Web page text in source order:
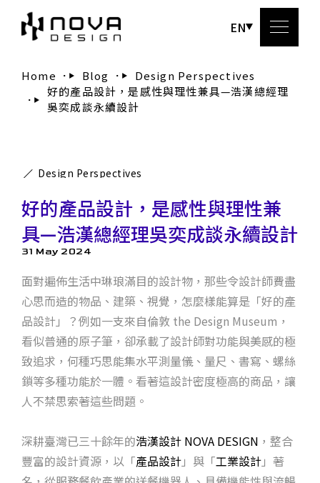
EN
Home Blog
Design Perspectives
好的產品設計，是感性與理性兼具—浩漢總經理
吳奕成談永續設計
Design Perspectives
好的產品設計，是感性與理性兼
具—浩漢總經理吳奕成談永續設計
31 May 2024
面對遍佈生活中琳琅滿目的設計物，那些令設計師費盡
心思而造的物品、建築、視覺，怎麼樣能算是「好的產
品設計」？例如一支來自倫敦 the Design Museum，
看似普通的原子筆，卻承載了設計師對功能與美感的極
致追求，何種巧思能集水平測量儀、量尺、書寫、螺絲
鎖等多種功能於一體。看著這設計密度極高的商品，讓
人不禁思索著這些問題。
深耕臺灣已三十餘年的浩漢設計 NOVA DESIGN ，整合
豐富的設計資源，以「產品設計」與「工業設計」著